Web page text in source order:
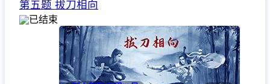
第五题 拔刀相向
已结束